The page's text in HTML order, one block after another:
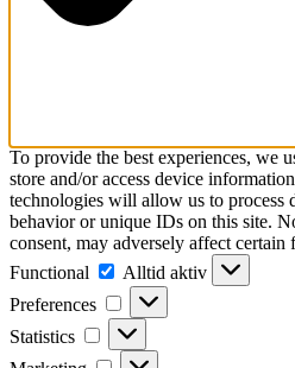
To provide the best experiences, we
store and/or access device
technologies will allow us to process
behavior or unique IDs on this site.
consent, may adversely affect certain
Functional
Functional
Alltid aktiv
Preferences
Preferences
Statistics Statistics
Marketing